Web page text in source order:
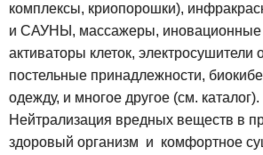
комплексы, криопорошки),
и САУНЫ, массажеры, иновационные
активаторы клеток,
постельные принадлежности,
одежду, и многое другое (см. каталог).
Нейтрализация вредных веществ в
здоровый организм и комфортное